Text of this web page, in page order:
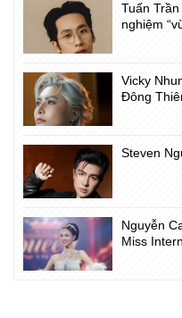
Tuấn
nghiệm
Vicky
Đông
Steven
Nguyễn
Miss